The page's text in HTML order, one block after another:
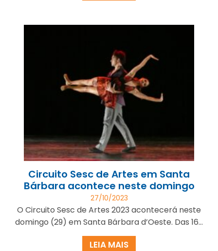
Circuito Sesc de Artes em Santa
Bárbara acontece neste domingo
27/10/2023
O Circuito Sesc de Artes 2023 acontecerá neste
domingo (29) em Santa Bárbara d’Oeste. Das 16...
LEIA MAIS